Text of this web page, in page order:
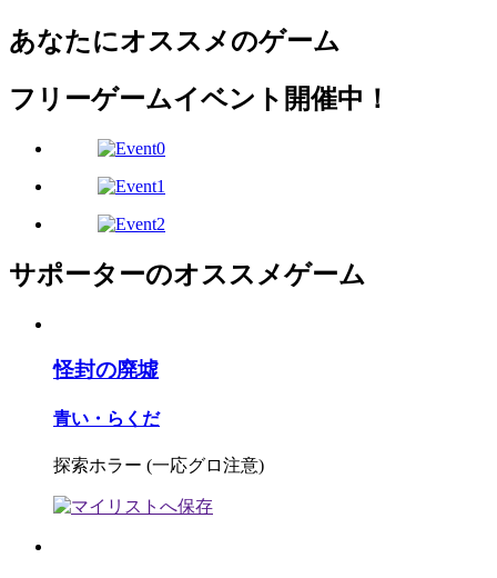
あなたにオススメのゲーム
フリーゲームイベント開催中！
サポーターのオススメゲーム
怪封の廃墟
青い・らくだ
探索ホラー (一応グロ注意)